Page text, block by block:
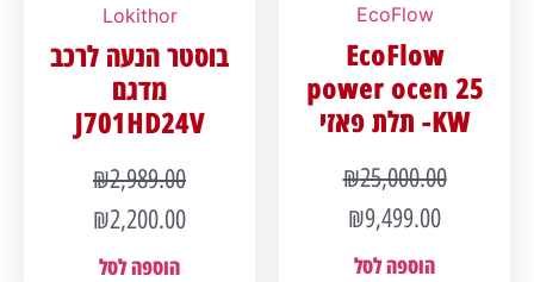
EcoFlow
EcoFlow
power ocen 25
KW- תלת פאזי
₪25,000.00
₪9,499.00
הוספה לסל
Lokithor
בוסטר הנעה לרכב
מדגם
J701HD24V
₪2,989.00
₪2,200.00
הוספה לסל